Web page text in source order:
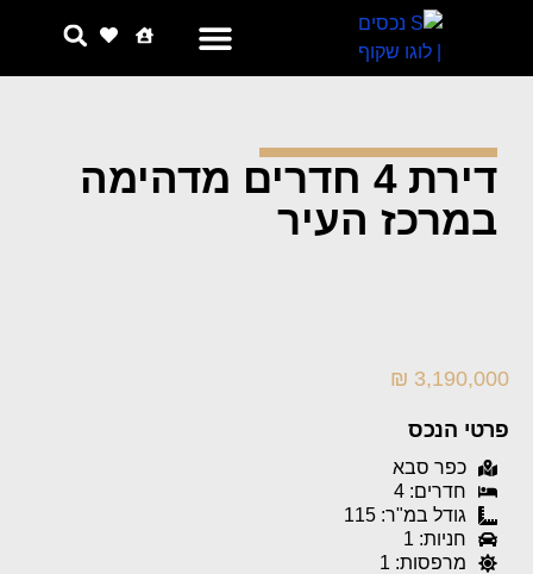
דירת 4 חדרים מדהימה
במרכז העיר
3,190,000 ₪
פרטי הנכס
כפר סבא
חדרים: 4
גודל במ"ר: 115
חניות: 1
מרפסות: 1